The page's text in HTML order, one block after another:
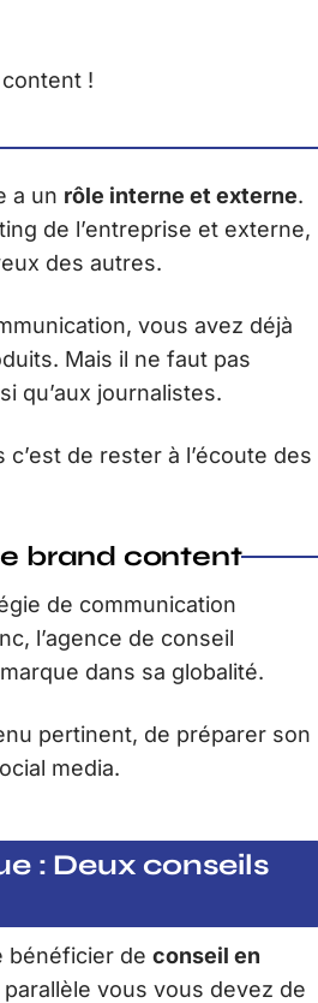
!
a un rôle interne et externe.
de l’entreprise et externe,
des autres.
vous avez déjà
Mais il ne faut pas
qu’aux journalistes.
de rester à l’écoute des
brand content
de communication
l’agence de conseil
dans sa globalité.
pertinent, de préparer son
media.
: Deux conseils
bénéficier de conseil en
vous vous devez de